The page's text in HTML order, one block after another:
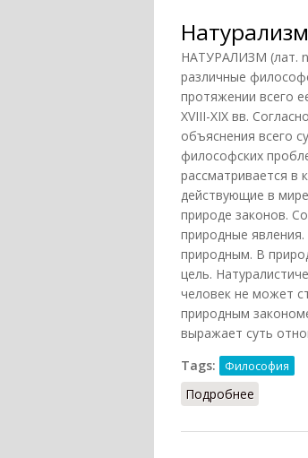
НАТУРАЛИЗМ (лат.
различные
протяжении всего
XVIII-XIX вв.
объяснения всего
философских
рассматривается в
действующие в
природе законов.
природные
природным. В
цель.
человек не может
природным
выражает суть
Tags:
Философия
Подробнее